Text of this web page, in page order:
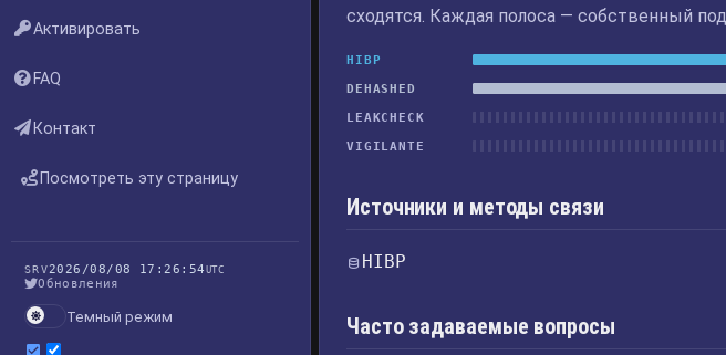
Активировать
FAQ
Контакт
Посмотреть эту страницу
SRV2026/08/08 17:26:54UTC
Обновления
Темный режим
сходятся. Каждая полоса — собственный
HIBP
DEHASHED
LEAKCHECK
VIGILANTE
Источники и методы связи
HIBP
Часто задаваемые вопросы